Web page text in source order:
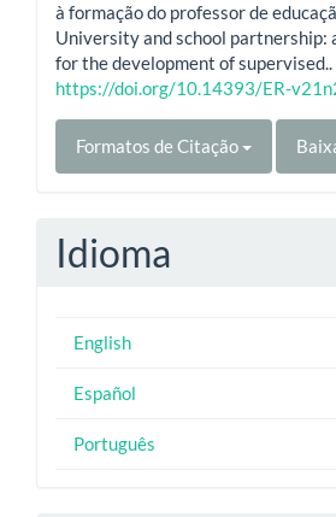
à formação do professor de
University and school partnership:
for the development of supervised..
https://doi.org/10.14393/ER-
Formatos de Citação
Idioma
English
Español
Português